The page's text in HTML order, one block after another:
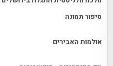
סיפור תמונה
אולמות האבירים